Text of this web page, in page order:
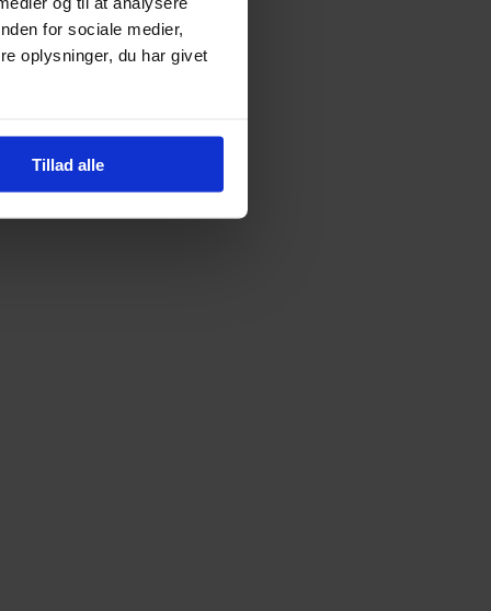
for sociale medier,
oplysninger, du har givet
Tillad alle